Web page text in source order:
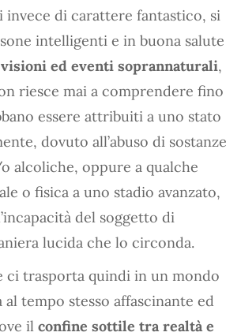
di carattere fantastico, si
intelligenti e in buona salute
visioni ed eventi soprannaturali,
riesce mai a comprendere fino
essere attribuiti a uno stato
dovuto all’abuso di sostanze
alcoliche, oppure a qualche
o fisica a uno stadio avanzato,
del soggetto di
lucida che lo circonda.
ci trasporta quindi in un mondo
tempo stesso affascinante ed
il confine sottile tra realtà e